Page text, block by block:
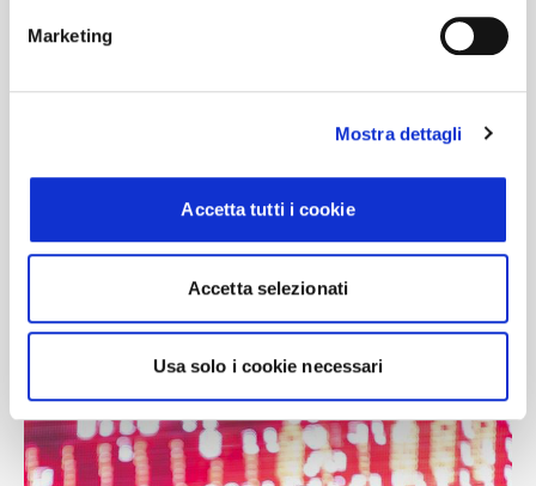
Marketing
Mostra dettagli
Accetta tutti i cookie
Accetta selezionati
Usa solo i cookie necessari